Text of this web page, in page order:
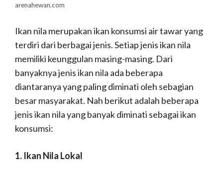
arenahewan.com
Ikan nila merupakan ikan konsumsi air tawar yang
terdiri dari berbagai jenis. Setiap jenis ikan nila
memiliki keunggulan masing-masing. Dari
banyaknya jenis ikan nila ada beberapa
diantaranya yang paling diminati oleh sebagian
besar masyarakat. Nah berikut adalah beberapa
jenis ikan nila yang banyak diminati sebagai ikan
konsumsi:
1. Ikan Nila Lokal